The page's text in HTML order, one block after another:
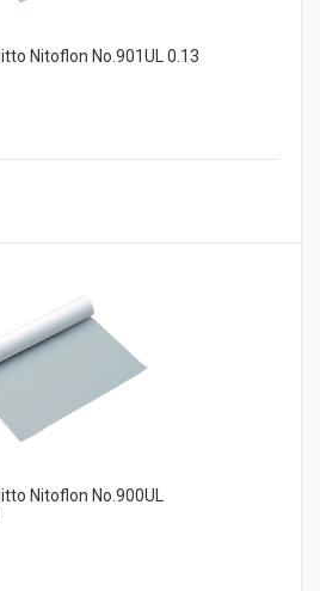
Nitoflon No.901UL 0.13
Nitoflon No.900UL